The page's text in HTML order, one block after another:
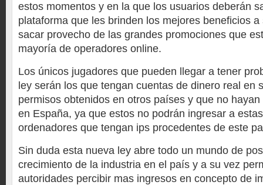
estos momentos y en la que los usuarios deberán
plataforma que les brinden los mejores beneficios
sacar provecho de las grandes promociones que
mayoría de operadores online.
Los únicos jugadores que pueden llegar a tener
ley serán los que tengan cuentas de dinero real en
permisos obtenidos en otros países y que no
en España, ya que estos no podrán ingresar a
ordenadores que tengan ips procedentes de este
Sin duda esta nueva ley abre todo un mundo de
crecimiento de la industria en el país y a su vez
autoridades percibir mas ingresos en concepto de